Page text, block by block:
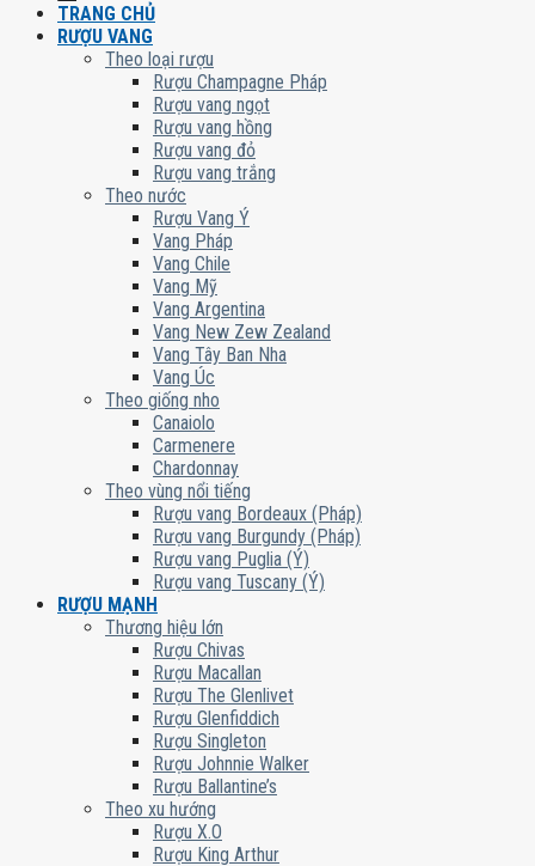
TRANG CHỦ
RƯỢU VANG
Theo loại rượu
Rượu Champagne Pháp
Rượu vang ngọt
Rượu vang hồng
Rượu vang đỏ
Rượu vang trắng
Theo nước
Rượu Vang Ý
Vang Pháp
Vang Chile
Vang Mỹ
Vang Argentina
Vang New Zew Zealand
Vang Tây Ban Nha
Vang Úc
Theo giống nho
Canaiolo
Carmenere
Chardonnay
Theo vùng nổi tiếng
Rượu vang Bordeaux (Pháp)
Rượu vang Burgundy (Pháp)
Rượu vang Puglia (Ý)
Rượu vang Tuscany (Ý)
RƯỢU MẠNH
Thương hiệu lớn
Rượu Chivas
Rượu Macallan
Rượu The Glenlivet
Rượu Glenfiddich
Rượu Singleton
Rượu Johnnie Walker
Rượu Ballantine’s
Theo xu hướng
Rượu X.O
Rượu King Arthur